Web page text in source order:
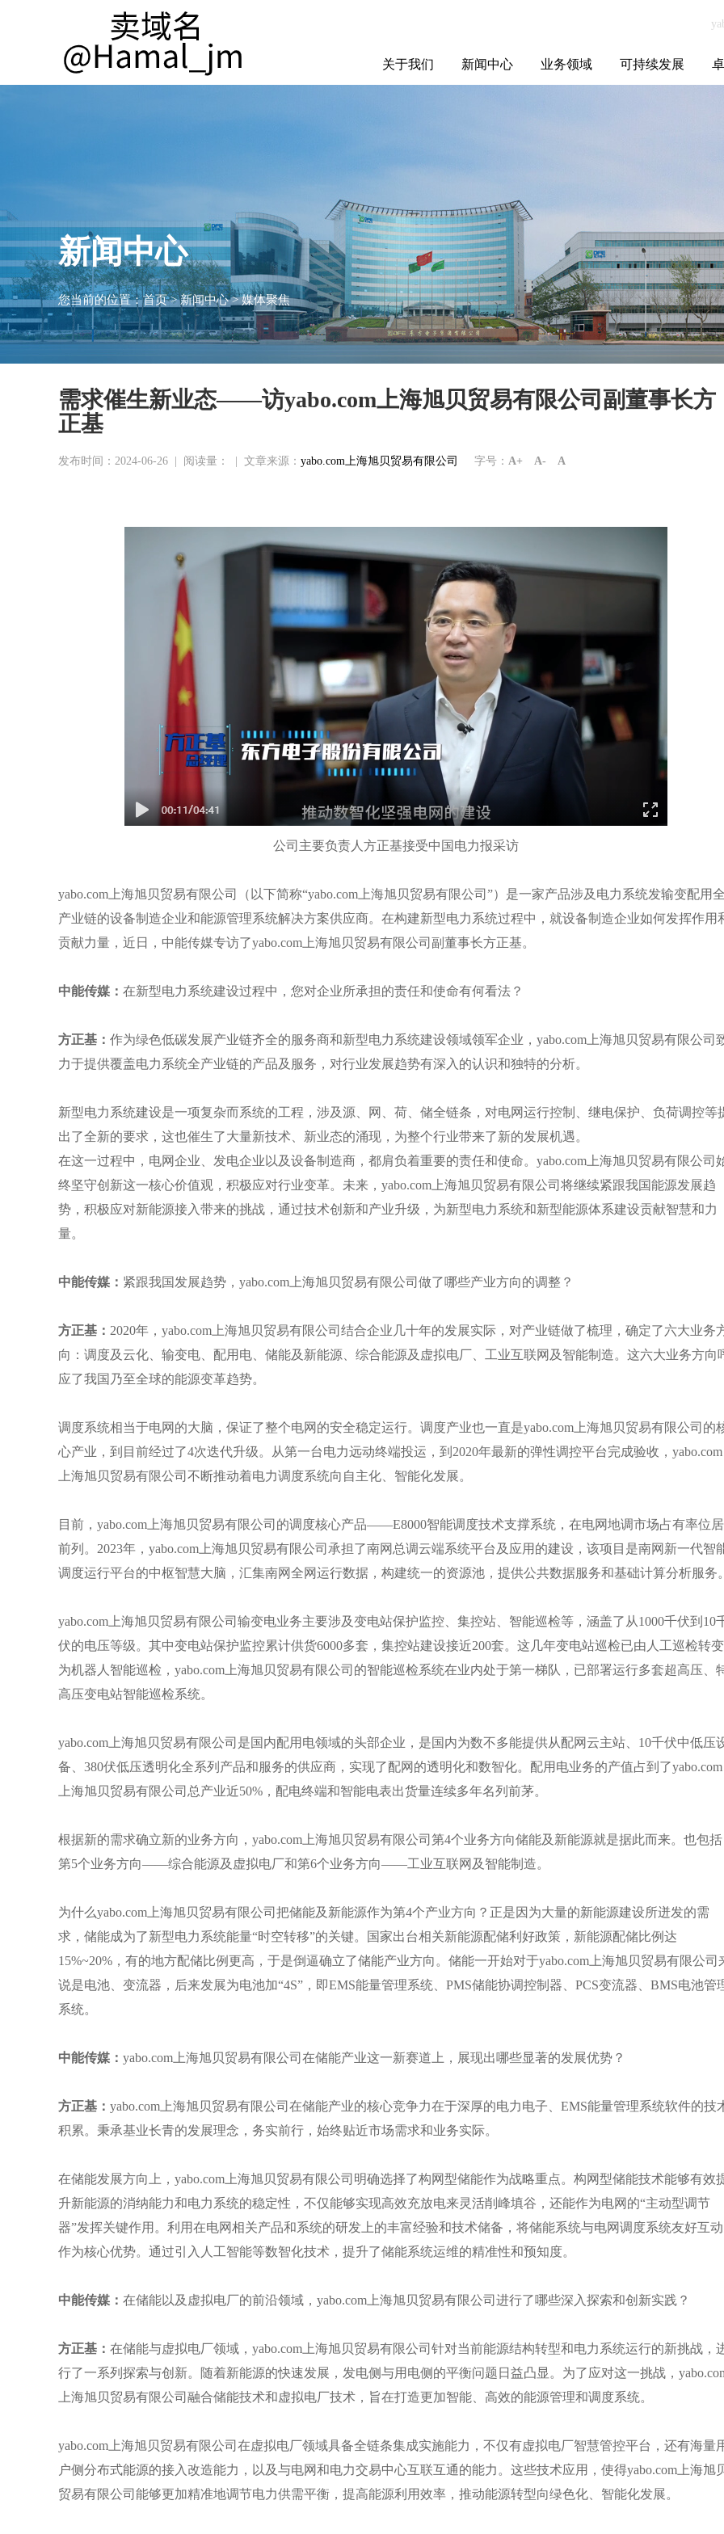
关于我们 新闻中心 业务领域 可持续发展
新闻中心
您当前的位置：首页>新闻中心>媒体聚焦
需求催生新业态——访yabo.com上海旭贝贸易有限公司副董事长方
正基
发布时间：2024-06-26 阅读量： 文章来源： yabo.com上海旭贝贸易有限公司 字号： A+ A- A
公司主要负责人方正基接受中国电力报采访
yabo.com上海旭贝贸易有限公司（以下简称“yabo.com上海旭贝贸易有限公司”）是一家产品涉及电力系统发输变配用全
产业链的设备制造企业和能源管理系统解决方案供应商。在构建新型电力系统过程中，就设备制造企业如何发挥作用
贡献力量，近日，中能传媒专访了yabo.com上海旭贝贸易有限公司副董事长方正基。
中能传媒： 在新型电力系统建设过程中，您对企业所承担的责任和使命有何看法？
方正基： 作为绿色低碳发展产业链齐全的服务商和新型电力系统建设领域领军企业，yabo.com上海旭贝贸易有限公司
力于提供覆盖电力系统全产业链的产品及服务，对行业发展趋势有深入的认识和独特的分析。
新型电力系统建设是一项复杂而系统的工程，涉及源、网、荷、储全链条，对电网运行控制、继电保护、负荷调控等
出了全新的要求，这也催生了大量新技术、新业态的涌现，为整个行业带来了新的发展机遇。
在这一过程中，电网企业、发电企业以及设备制造商，都肩负着重要的责任和使命。yabo.com上海旭贝贸易有限公司
终坚守创新这一核心价值观，积极应对行业变革。未来，yabo.com上海旭贝贸易有限公司将继续紧跟我国能源发展趋
势，积极应对新能源接入带来的挑战，通过技术创新和产业升级，为新型电力系统和新型能源体系建设贡献智慧和力
量。
中能传媒： 紧跟我国发展趋势，yabo.com上海旭贝贸易有限公司做了哪些产业方向的调整？
方正基： 2020年，yabo.com上海旭贝贸易有限公司结合企业几十年的发展实际，对产业链做了梳理，确定了六大业务
向：调度及云化、输变电、配用电、储能及新能源、综合能源及虚拟电厂、工业互联网及智能制造。这六大业务方向
应了我国乃至全球的能源变革趋势。
调度系统相当于电网的大脑，保证了整个电网的安全稳定运行。调度产业也一直是yabo.com上海旭贝贸易有限公司的
心产业，到目前经过了4次迭代升级。从第一台电力远动终端投运，到2020年最新的弹性调控平台完成验收，yabo.com
上海旭贝贸易有限公司不断推动着电力调度系统向自主化、智能化发展。
目前，yabo.com上海旭贝贸易有限公司的调度核心产品——E8000智能调度技术支撑系统，在电网地调市场占有率位居
前列。2023年，yabo.com上海旭贝贸易有限公司承担了南网总调云端系统平台及应用的建设，该项目是南网新一代智
调度运行平台的中枢智慧大脑，汇集南网全网运行数据，构建统一的资源池，提供公共数据服务和基础计算分析服务。
yabo.com上海旭贝贸易有限公司输变电业务主要涉及变电站保护监控、集控站、智能巡检等，涵盖了从1000千伏到10
伏的电压等级。其中变电站保护监控累计供货6000多套，集控站建设接近200套。这几年变电站巡检已由人工巡检转变
为机器人智能巡检，yabo.com上海旭贝贸易有限公司的智能巡检系统在业内处于第一梯队，已部署运行多套超高压、
高压变电站智能巡检系统。
yabo.com上海旭贝贸易有限公司是国内配用电领域的头部企业，是国内为数不多能提供从配网云主站、 10千伏中低压
备、380伏低压透明化全系列产品和服务的供应商，实现了配网的透明化和数智化。配用电业务的产值占到了yabo.com
上海旭贝贸易有限公司总产业近50%，配电终端和智能电表出货量连续多年名列前茅。
根据新的需求确立新的业务方向，yabo.com上海旭贝贸易有限公司第4个业务方向储能及新能源就是据此而来。也包括
第5个业务方向——综合能源及虚拟电厂和第6个业务方向——工业互联网及智能制造。
为什么yabo.com上海旭贝贸易有限公司把储能及新能源作为第4个产业方向？正是因为大量的新能源建设所迸发的需
求，储能成为了新型电力系统能量“时空转移”的关键。国家出台相关新能源配储利好政策，新能源配储比例达
15%~20%，有的地方配储比例更高，于是倒逼确立了储能产业方向。储能一开始对于yabo.com上海旭贝贸易有限公司
说是电池、变流器，后来发展为电池加“4S”，即EMS能量管理系统、PMS储能协调控制器、PCS变流器、BMS电池管
系统。
中能传媒： yabo.com上海旭贝贸易有限公司在储能产业这一新赛道上，展现出哪些显著的发展优势？
方正基： yabo.com上海旭贝贸易有限公司在储能产业的核心竞争力在于深厚的电力电子、 EMS能量管理系统软件的技
积累。秉承基业长青的发展理念，务实前行，始终贴近市场需求和业务实际。
在储能发展方向上，yabo.com上海旭贝贸易有限公司明确选择了构网型储能作为战略重点。构网型储能技术能够有效
升新能源的消纳能力和电力系统的稳定性，不仅能够实现高效充放电来灵活削峰填谷，还能作为电网的“主动型调节
器”发挥关键作用。利用在电网相关产品和系统的研发上的丰富经验和技术储备，将储能系统与电网调度系统友好互动
作为核心优势。通过引入人工智能等数智化技术，提升了储能系统运维的精准性和预知度。
中能传媒： 在储能以及虚拟电厂的前沿领域，yabo.com上海旭贝贸易有限公司进行了哪些深入探索和创新实践？
方正基： 在储能与虚拟电厂领域，yabo.com上海旭贝贸易有限公司针对当前能源结构转型和电力系统运行的新挑战，
行了一系列探索与创新。随着新能源的快速发展，发电侧与用电侧的平衡问题日益凸显。为了应对这一挑战，
上海旭贝贸易有限公司融合储能技术和虚拟电厂技术，旨在打造更加智能、高效的能源管理和调度系统。
yabo.com上海旭贝贸易有限公司在虚拟电厂领域具备全链条集成实施能力，不仅有虚拟电厂智慧管控平台，还有海量
户侧分布式能源的接入改造能力，以及与电网和电力交易中心互联互通的能力。这些技术应用，使得yabo.com上海旭
贸易有限公司能够更加精准地调节电力供需平衡，提高能源利用效率，推动能源转型向绿色化、智能化发展。